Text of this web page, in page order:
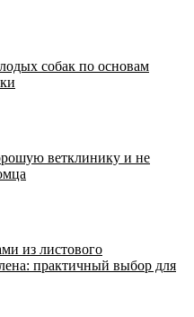
собак по основам
ветклинику и не
из листового
практичный выбор для